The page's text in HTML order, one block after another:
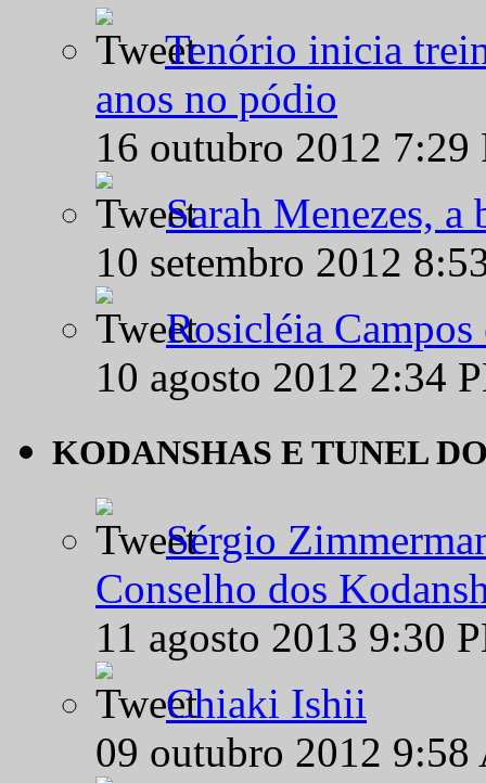
Tenório inicia
anos no pódio
16 outubro 2012
Sarah Menezes,
10 setembro 2012
Rosicléia
10 agosto 2012 2:34
KODANSHAS E TUNEL
Sérgio
Conselho dos
11 agosto 2013 9:30
Chiaki Ishii
09 outubro 2012